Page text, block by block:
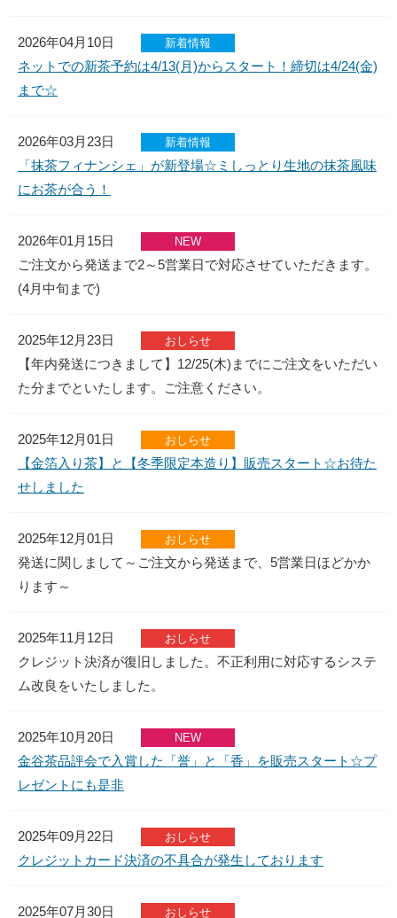
食品安全方針
お茶ができるまで
お茶畑の1年
取材＆各種メディア掲載
高柳製茶について
法人のお客様へ
よくある質問
お問い合わせ
2026年04月10日 新着情報
ネットでの新茶予約は4/13(月)からスタート！締切は4/24(金)
まで☆
2026年03月23日 新着情報
「抹茶フィナンシェ」が新登場☆ミしっとり生地の抹茶風味
にお茶が合う！
2026年01月15日 NEW
ご注文から発送まで2～5営業日で対応させていただきます。
(4月中旬まで)
2025年12月23日 おしらせ
【年内発送につきまして】12/25(木)までにご注文をいただい
た分までといたします。ご注意ください。
2025年12月01日 おしらせ
【金箔入り茶】と【冬季限定本造り】販売スタート☆お待た
せしました
2025年12月01日 おしらせ
発送に関しまして～ご注文から発送まで、5営業日ほどかか
ります～
2025年11月12日 おしらせ
クレジット決済が復旧しました。不正利用に対応するシステ
ム改良をいたしました。
2025年10月20日 NEW
金谷茶品評会で入賞した「誉」と「香」を販売スタート☆プ
レゼントにも是非
2025年09月22日 おしらせ
クレジットカード決済の不具合が発生しております
2025年07月30日 おしらせ